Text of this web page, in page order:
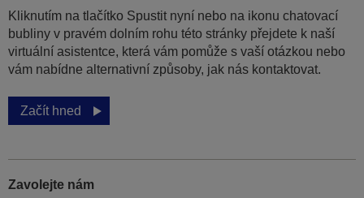
Kliknutím na tlačítko Spustit nyní nebo na ikonu chatovací
bubliny v pravém dolním rohu této stránky přejdete k naší
virtuální asistentce, která vám pomůže s vaší otázkou nebo
vám nabídne alternativní způsoby, jak nás kontaktovat.
Začít hned
Zavolejte nám